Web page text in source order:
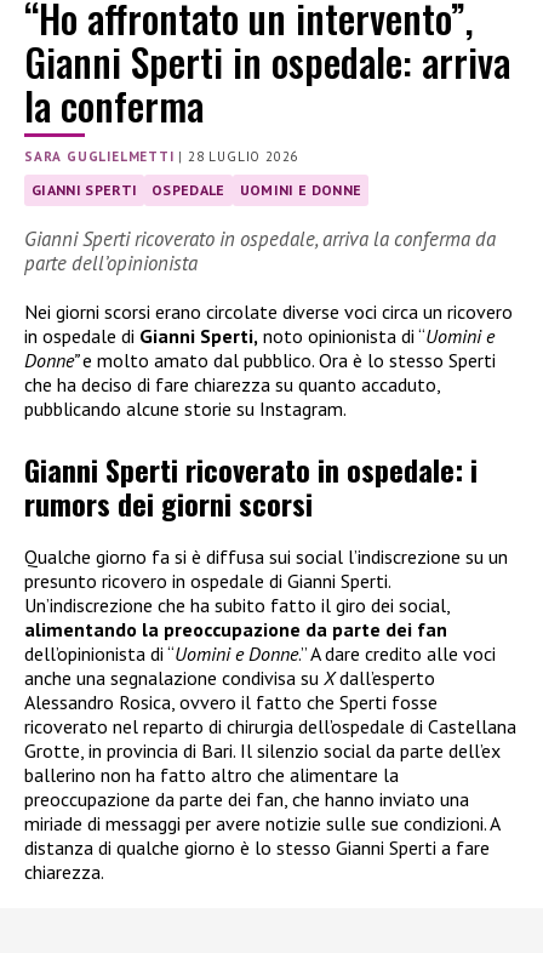
“Ho affrontato un intervento”,
Gianni Sperti in ospedale: arriva
la conferma
SARA GUGLIELMETTI | 28 LUGLIO 2026
GIANNI SPERTI OSPEDALE UOMINI E DONNE
Gianni Sperti ricoverato in ospedale, arriva la conferma da
parte dell’opinionista
Nei giorni scorsi erano circolate diverse voci circa un ricovero
in ospedale di Gianni Sperti, noto opinionista di “Uomini e
Donne”e molto amato dal pubblico. Ora è lo stesso Sperti
che ha deciso di fare chiarezza su quanto accaduto,
pubblicando alcune storie su Instagram.
Gianni Sperti ricoverato in ospedale: i
rumors dei giorni scorsi
Qualche giorno fa si è diffusa sui social l’indiscrezione su un
presunto ricovero in ospedale di Gianni Sperti.
Un’indiscrezione che ha subito fatto il giro dei social,
alimentando la preoccupazione da parte dei fan
dell’opinionista di “Uomini e Donne.” A dare credito alle voci
anche una segnalazione condivisa su Xdall’esperto
Alessandro Rosica, ovvero il fatto che Sperti fosse
ricoverato nel reparto di chirurgia dell’ospedale di Castellana
Grotte, in provincia di Bari. Il silenzio social da parte dell’ex
ballerino non ha fatto altro che alimentare la
preoccupazione da parte dei fan, che hanno inviato una
miriade di messaggi per avere notizie sulle sue condizioni. A
distanza di qualche giorno è lo stesso Gianni Sperti a fare
chiarezza.